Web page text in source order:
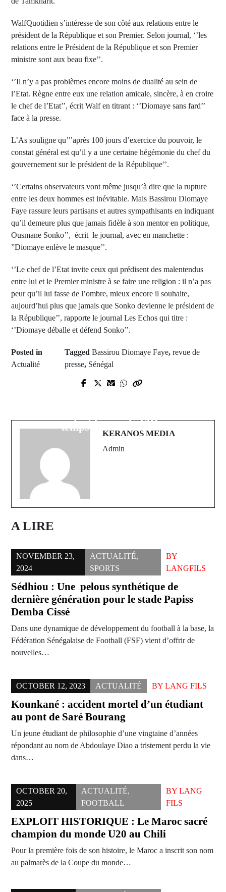
WalfQuotidien s’intéresse de son côté aux relations entre le
président de la République et son Premier. Selon journal, ‘’les
relations entre le Président de la République et son Premier
ministre sont aux beau fixe’’.
‘’Il n’y a pas problèmes encore moins de dualité au sein de
l’Etat. Règne entre eux une relation amicale, sincère, à en croire
le chef de l’Etat’’, écrit Walf en titrant : ‘’Diomaye sans fard’’
face à la presse.
L’As souligne qu’’’après 100 jours d’exercice du pouvoir, le
constat général est qu’il y a une certaine hégémonie du chef du
gouvernement sur le président de la République’’.
‘’Certains observateurs vont même jusqu’à dire que la rupture
entre les deux hommes est inévitable. Mais Bassirou Diomaye
Faye rassure leurs partisans et autres sympathisants en indiquant
qu’il demeure plus que jamais fidèle à son mentor en politique,
Ousmane Sonko’’, écrit le journal, avec en manchette :
”Diomaye enlève le masque’’.
‘’Le chef de l’Etat invite ceux qui prédisent des malentendus
entre lui et le Premier ministre à se faire une religion : il n’a pas
peur qu’il lui fasse de l’ombre, mieux encore il souhaite,
aujourd’hui plus que jamais que Sonko devienne le président de
la République’’, rapporte le journal Les Echos qui titre :
‘’Diomaye déballe et défend Sonko’’.
Posted in
Actualité
Tagged Bassirou Diomaye Faye, revue de
presse, Sénégal
Prev Post
identifié par le FBI
Next Post
temps fort de la finale
KERANOS MEDIA
Admin
A LIRE
NOVEMBER 23,
2024
ACTUALITÉ,
SPORTS
BY
LANGFILS
Sédhiou : Une pelous synthétique de
dernière génération pour le stade Papiss
Demba Cissé
Dans une dynamique de développement du football à la base, la
Fédération Sénégalaise de Football (FSF) vient d’offrir de
nouvelles…
OCTOBER 12, 2023 ACTUALITÉ BY LANG FILS
Kounkané : accident mortel d’un étudiant
au pont de Saré Bourang
Un jeune étudiant de philosophie d’une vingtaine d’années
répondant au nom de Abdoulaye Diao a tristement perdu la vie
dans…
OCTOBER 20,
2025
ACTUALITÉ,
FOOTBALL
BYLANG
FILS
EXPLOIT HISTORIQUE : Le Maroc sacré
champion du monde U20 au Chili
Pour la première fois de son histoire, le Maroc a inscrit son nom
au palmarès de la Coupe du monde…